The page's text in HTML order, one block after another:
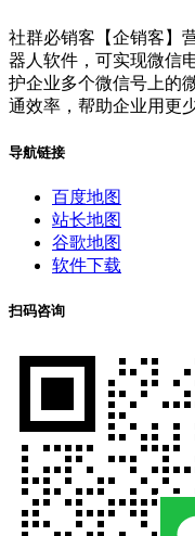
社群必销客【企销客】
器人软件，可实现微信
护企业多个微信号上的
通效率，帮助企业用更
导航链接
百度地图
站长地图
谷歌地图
软件下载
扫码咨询